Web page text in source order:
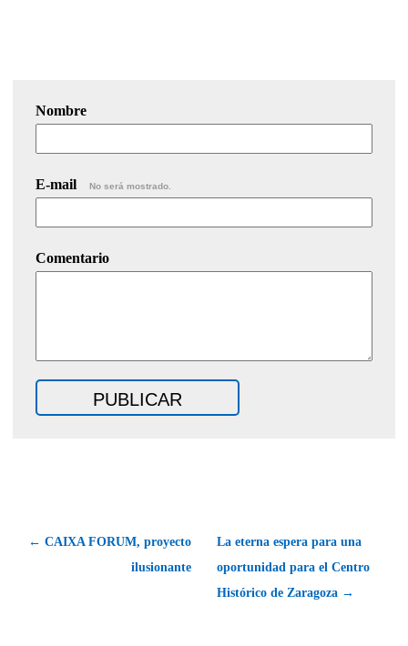
Nombre
E-mail No será mostrado.
Comentario
← CAIXA FORUM, proyecto
ilusionante
La eterna espera para una
oportunidad para el Centro
Histórico de Zaragoza →